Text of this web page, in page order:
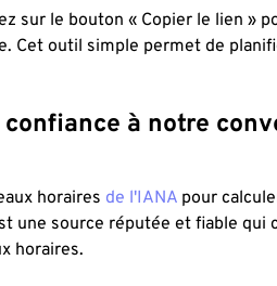
sur le bouton « Copier le lien »
Cet outil simple permet de
à notre
horaires de l'IANA pour
une source réputée et fiable qui
horaires.